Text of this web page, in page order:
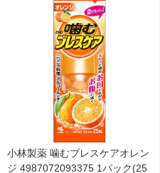
小林製薬 噛むブレスケアオレン
ジ 4987072093375 1パック(25